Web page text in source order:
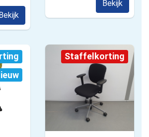
Bekijk
Staffelkorting